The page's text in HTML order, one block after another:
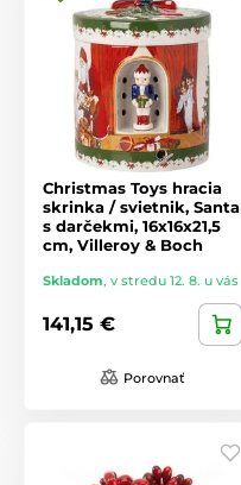
Christmas Toys hracia
skrinka / svietnik, Santa
s darčekmi, 16x16x21,5
cm, Villeroy & Boch
Skladom, v stredu 12. 8. u vás
141,15 €
Porovnať